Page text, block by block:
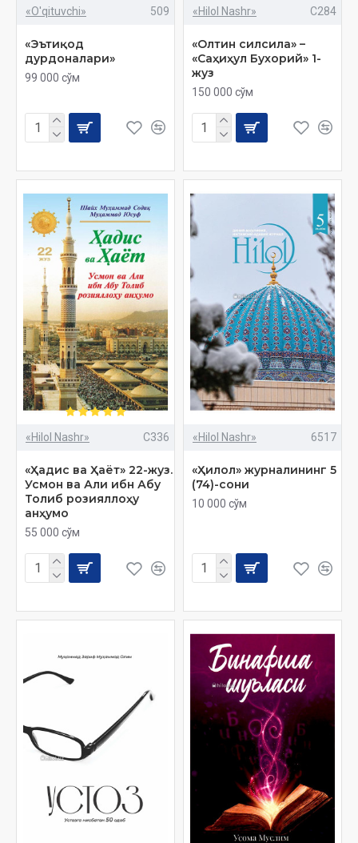
«O'qituvchi» 509
‎«Эътиқод
дурдоналари»
99 000 сўм
«Hilol Nashr» C284
«Олтин силсила» –
«Саҳиҳул Бухорий» 1-
жуз
150 000 сўм
«Hilol Nashr» C336
«Ҳадис ва Ҳаёт» 22-жуз.
Усмон ва Али ибн Абу
Толиб розияллоҳу
анҳумо
55 000 сўм
«Hilol Nashr» 6517
«Ҳилол» журналининг 5
(74)-сони
10 000 сўм